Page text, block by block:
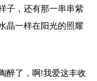
子，还有那一串串紫
晶一样在阳光的照耀
醉了，啊!我爱这丰收